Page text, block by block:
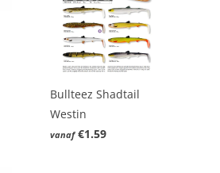
Bullteez Shadtail
Westin
vanaf €1.59